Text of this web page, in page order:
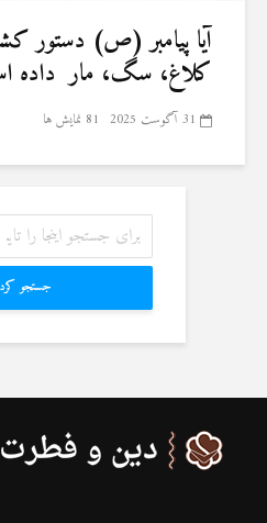
آیا پیامبر (ص) دستور
کلاغ، سگ، مار داده
31 آگوست 2025 81 نمایش ها
جستجو